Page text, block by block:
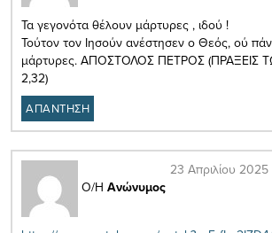
Τα γεγονότα θέλουν μάρτυρες , ιδού !
Τούτον τον Ιησούν ανέστησεν ο Θεός, ού
μάρτυρες. ΑΠΟΣΤΟΛΟΣ ΠΕΤΡΟΣ
2,32)
ΑΠΑΝΤΗΣΗ
Ο/Η Ανώνυμος
23 Απριλίου 2025